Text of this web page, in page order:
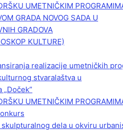
UMETNIČKIM
GRADA NOVOG SADA U
GRADOVA
KULTURE)
realizacije umetničkih
stvaralaštva u
UMETNIČKIM
dela u okviru